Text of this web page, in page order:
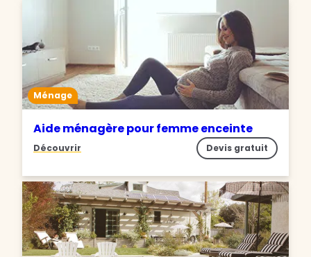
Ménage
Aide ménagère pour femme enceinte
Découvrir Devis gratuit